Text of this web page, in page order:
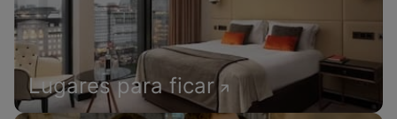
Lugares para ficar